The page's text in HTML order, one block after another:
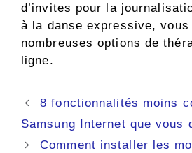
d’invites pour la
à la danse expressive,
nombreuses options de
ligne.
Navigation
des
8 fonctionnalités moins
Samsung Internet que vous
Comment installer les